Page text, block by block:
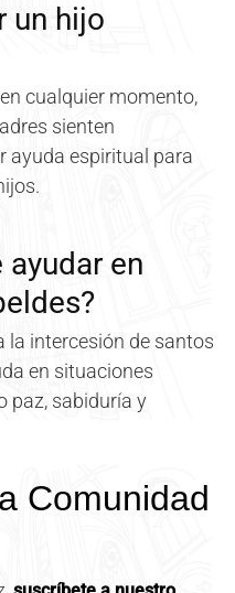
un hijo
cualquier momento,
sienten
ayuda espiritual para
ayudar en
la intercesión de santos
en situaciones
paz, sabiduría y
Comunidad